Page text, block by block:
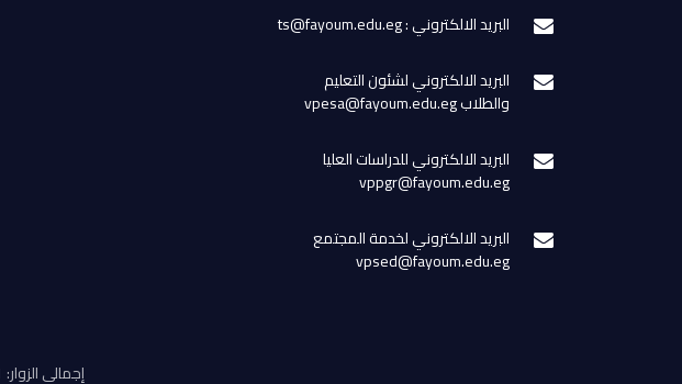
البريد الالكتروني : ts@fayoum.edu.eg
البريد الالكتروني لشئون التعليم
والطلاب vpesa@fayoum.edu.eg
البريد الالكتروني للدراسات العليا
vppgr@fayoum.edu.eg
البريد الالكتروني لخدمة المجتمع
vpsed@fayoum.edu.eg
إجمالي الزوار: 45774671